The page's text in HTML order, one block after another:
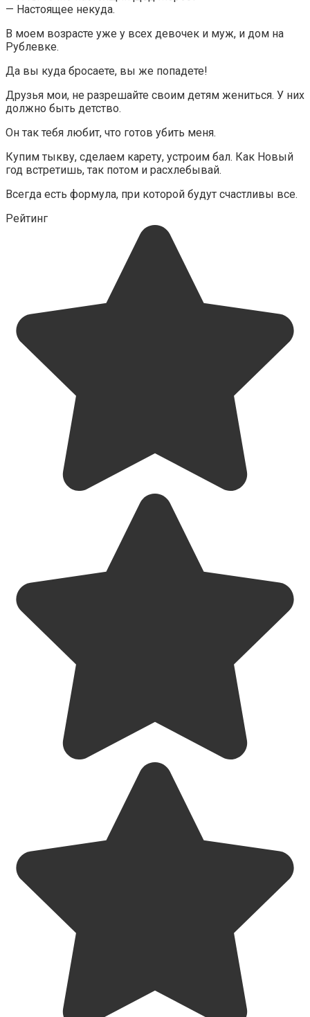
— Настоящее некуда.
В моем возрасте уже у всех девочек и муж, и дом на
Рублевке.
Да вы куда бросаете, вы же попадете!
Друзья мои, не разрешайте своим детям жениться. У них
должно быть детство.
Он так тебя любит, что готов убить меня.
Купим тыкву, сделаем карету, устроим бал. Как Новый
год встретишь, так потом и расхлебывай.
Всегда есть формула, при которой будут счастливы все.
Рейтинг